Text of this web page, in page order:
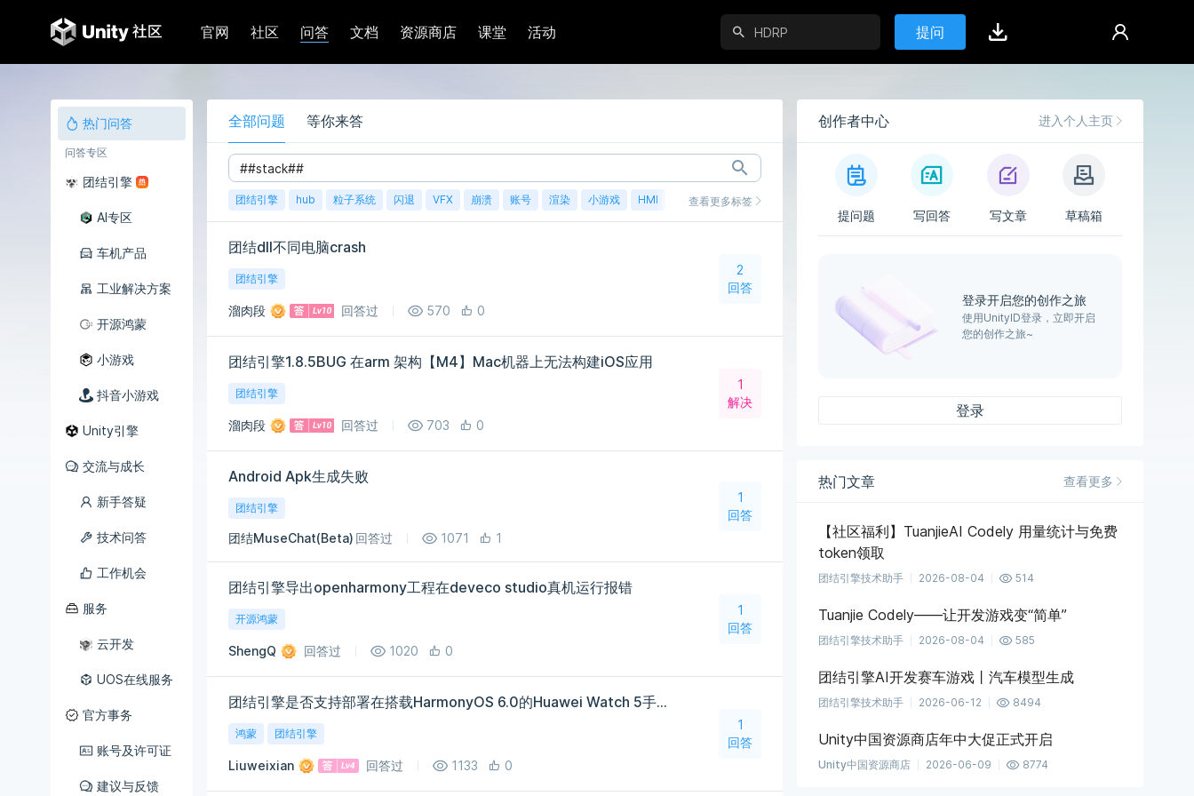
官网 社区 问答 文档 资源商店 课堂 活动 提问
热门问答
问答专区
团结引擎
AI专区
车机产品
工业解决方案
开源鸿蒙
小游戏
抖音小游戏
Unity引擎
交流与成长
新手答疑
技术问答
工作机会
服务
云开发
UOS在线服务
官方事务
账号及许可证
建议与反馈
全部问题 等你来答
团结引擎 hub 粒子系统 闪退 VFX 崩溃 账号 渲染 小游戏 HMI 鸿蒙查看更多标签
团结dll不同电脑crash
团结引擎
溜肉段 回答过 570 0
2
回答
团结引擎1.8.5BUG 在arm 架构【M4】Mac机器上无法构建iOS应用
团结引擎
溜肉段 回答过 703 0
1
解决
Android Apk生成失败
团结引擎
团结MuseChat(Beta) 回答过 1071 1
1
回答
团结引擎导出openharmony工程在deveco studio真机运行报错
开源鸿蒙
ShengQ 回答过 1020 0
1
回答
团结引擎是否支持部署在搭载HarmonyOS 6.0的Huawei Watch 5手表上？
鸿蒙 团结引擎
Liuweixian 回答过 1133 0
1
回答
创作者中心 进入个人主页
提问题 写回答 写文章 草稿箱
登录开启您的创作之旅
使用UnityID登录，立即开启
您的创作之旅~
登录
热门文章 查看更多
【社区福利】TuanjieAI Codely 用量统计与免费
token领取
团结引擎技术助手 2026-08-04 514
Tuanjie Codely——让开发游戏变“简单”
团结引擎技术助手 2026-08-04 585
团结引擎AI开发赛车游戏丨汽车模型生成
团结引擎技术助手 2026-06-12 8494
Unity中国资源商店年中大促正式开启
Unity中国资源商店 2026-06-09 8774